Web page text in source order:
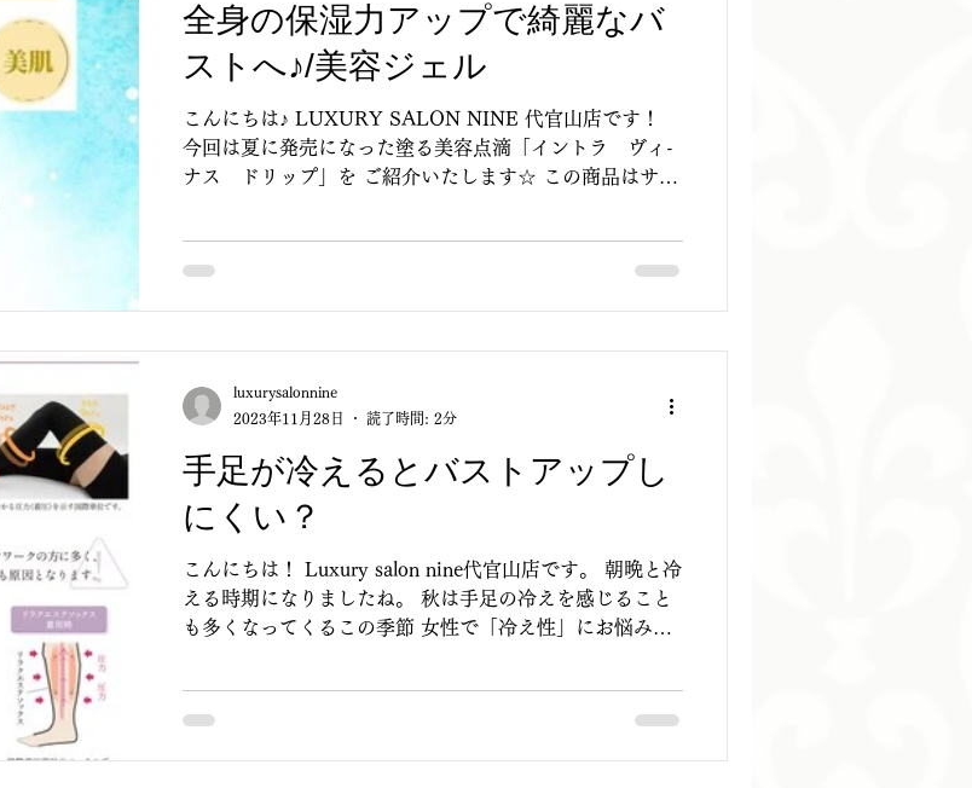
全身の保湿力アップで綺麗なバ
ストへ♪/美容ジェル
こんにちは♪ LUXURY SALON NINE 代官山店です！
今回は夏に発売になった塗る美容点滴「イントラ ヴィ-
ナス ドリップ」を ご紹介いたします☆ この商品はサロ
手足が冷えるとバストアップし
にくい？
こんにちは！ Luxury salon nine代官山店です。 朝晩と冷
える時期になりましたね。 秋は手足の冷えを感じること
も多くなってくるこの季節 女性で「冷え性」にお悩みの
luxurysalonnine
2023年11月28日
読了時間: 2分